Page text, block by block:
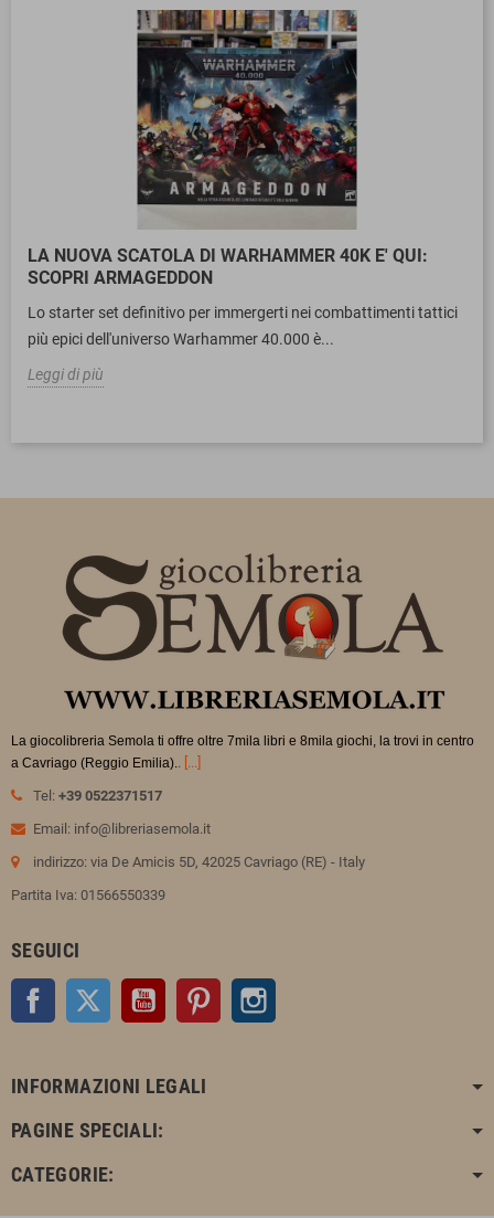
LA NUOVA SCATOLA DI WARHAMMER 40K E' QUI:
SCOPRI ARMAGEDDON
Lo starter set definitivo per immergerti nei combattimenti tattici
più epici dell'universo Warhammer 40.000 è...
Leggi di più
La giocolibreria Semola ti offre oltre 7mila libri e 8mila giochi, la trovi in centro
a Cavriago (Reggio Emilia). . [...]
Tel: +39 0522371517
Email: info@libreriasemola.it
indirizzo: via De Amicis 5D, 42025 Cavriago (RE) - Italy
Partita Iva: 01566550339
SEGUICI
Facebook Twitter YouTube Pinterest
INFORMAZIONI LEGALI
PAGINE SPECIALI:
CATEGORIE: